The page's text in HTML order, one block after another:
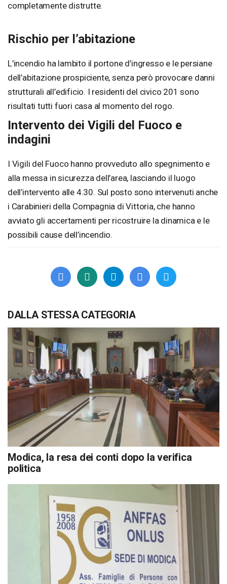
completamente distrutte.
Rischio per l’abitazione
L’incendio ha lambito il portone d’ingresso e le persiane
dell’abitazione prospiciente, senza però provocare danni
strutturali all’edificio. I residenti del civico 201 sono
risultati tutti fuori casa al momento del rogo.
Intervento dei Vigili del Fuoco e
indagini
I Vigili del Fuoco hanno provveduto allo spegnimento e
alla messa in sicurezza dell’area, lasciando il luogo
dell’intervento alle 4.30. Sul posto sono intervenuti anche
i Carabinieri della Compagnia di Vittoria, che hanno
avviato gli accertamenti per ricostruire la dinamica e le
possibili cause dell’incendio.
DALLA STESSA CATEGORIA
Modica, la resa dei conti dopo la verifica
politica